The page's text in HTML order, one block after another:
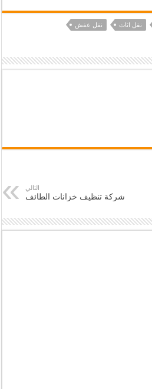
نقل اثاث نقل عفش
التالي
شركة تنظيف خزانات الطائف